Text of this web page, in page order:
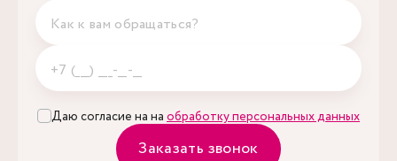
Даю согласие на на обработку персональных данных
Заказать звонок